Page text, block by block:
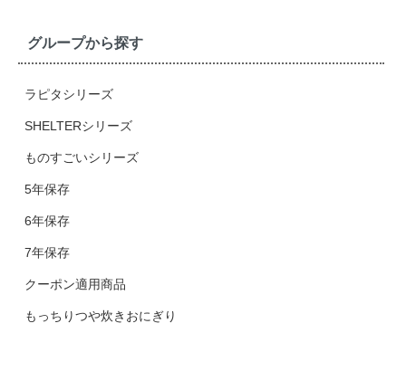
グループから探す
ラピタシリーズ
SHELTERシリーズ
ものすごいシリーズ
5年保存
6年保存
7年保存
クーポン適用商品
もっちりつや炊きおにぎり